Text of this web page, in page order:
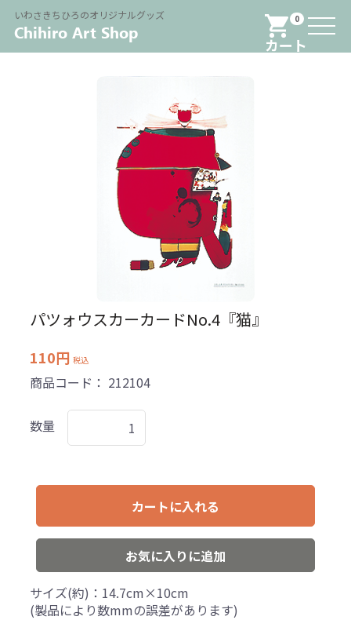
0
カート
いわさきちひろのオリジナルグッズ Menu
パツォウスカーカードNo.4『猫』
110円 税込
商品コード： 212104
数量
カートに入れる
お気に入りに追加
サイズ(約)：14.7cm×10cm
(製品により数mmの誤差があります)